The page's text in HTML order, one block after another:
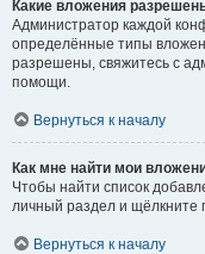
Какие вложения
Администратор каждой
определённые типы
разрешены, свяжитесь с
помощи.
Вернуться к началу
Как мне найти мои
Чтобы найти список
личный раздел и щёлкните
Вернуться к началу